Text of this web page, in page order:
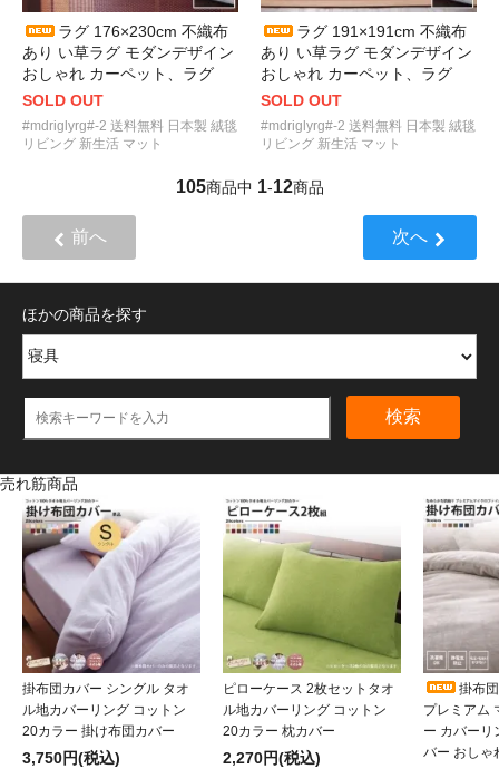
ラグ 176×230cm 不織布
あり い草ラグ モダンデザイン
おしゃれ カーペット、ラグ
SOLD OUT
#mdriglyrg#-2 送料無料 日本製 絨毯
リビング 新生活 マット
ラグ 191×191cm 不織布
あり い草ラグ モダンデザイン
おしゃれ カーペット、ラグ
SOLD OUT
#mdriglyrg#-2 送料無料 日本製 絨毯
リビング 新生活 マット
105商品中 1-12商品
前へ 次へ
ほかの商品を探す
検索
売れ筋商品
掛布団カバー シングル タオ
ル地カバーリング コットン
20カラー 掛け布団カバー
3,750円(税込)
ピローケース 2枚セットタオ
ル地カバーリング コットン
20カラー 枕カバー
2,270円(税込)
掛布
プレミアム
ー カバーリ
バー おしゃ